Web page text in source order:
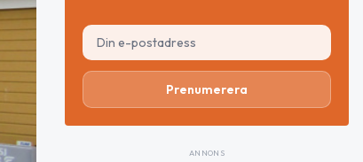
Prenumerera
ANNONS